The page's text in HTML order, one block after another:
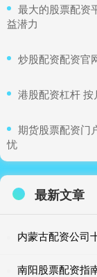
最大的股票配资
益潜力
炒股配资配资官
港股配资杠杆
期货股票配资门
忧
最新文章
内蒙古配资公司
南阳股票配资指